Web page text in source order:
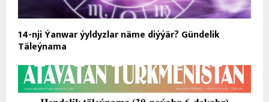
14-nji Ýanwar ýyldyzlar näme diýýär? Gündelik
Täleýnama